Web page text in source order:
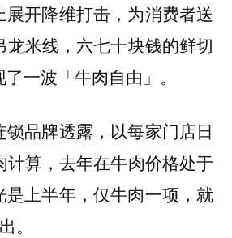
开降维打击，为消费者送
龙米线，六七十块钱的鲜切
一波「牛肉自由」。
品牌透露，以每家门店日
计算，去年在牛肉价格处于
是上半年，仅牛肉一项，就
。